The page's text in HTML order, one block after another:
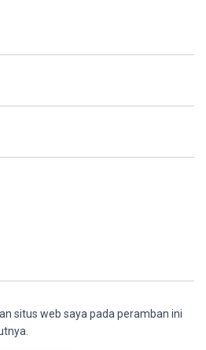
situs web saya pada peramban ini